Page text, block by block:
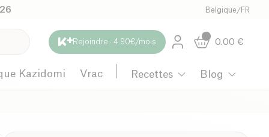
Belgique /FR
Rejoindre · 4.90€/mois 0.00 €
Kazidomi Vrac Recettes Blog